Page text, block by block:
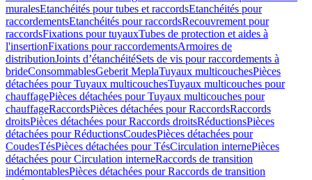
muralesEtanchéités pour tubes et raccordsEtanchéités pour
raccordementsEtanchéités pour raccordsRecouvrement pour
raccordsFixations pour tuyauxTubes de protection et aides à
l'insertionFixations pour raccordementsArmoires de
distributionJoints d’étanchéitéSets de vis pour raccordements à
brideConsommablesGeberit MeplaTuyaux multicouchesPièces
détachées pour Tuyaux multicouchesTuyaux multicouches pour
chauffagePièces détachées pour Tuyaux multicouches pour
chauffageRaccordsPièces détachées pour RaccordsRaccords
droitsPièces détachées pour Raccords droitsRéductionsPièces
détachées pour RéductionsCoudesPièces détachées pour
CoudesTésPièces détachées pour TésCirculation internePièces
détachées pour Circulation interneRaccords de transition
indémontablesPièces détachées pour Raccords de transition